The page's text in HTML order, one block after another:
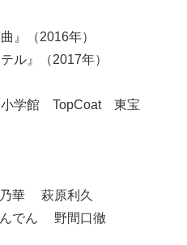
』（2016年）
ル』（2017年）
小学館 TopCoat 東宝
華 萩原利久
でん 野間口徹